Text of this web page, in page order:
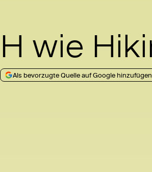
H wie
Als bevorzugte Quelle auf Google hinzufügen